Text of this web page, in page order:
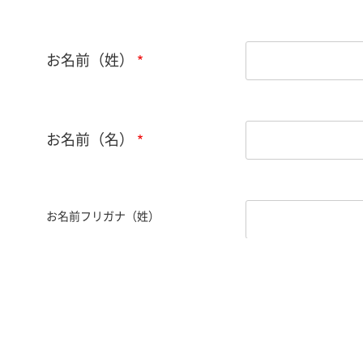
お名前（姓）
お名前（名）
お名前フリガナ（姓）